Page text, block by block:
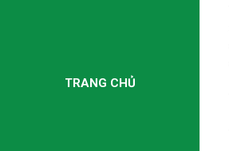
TRANG CHỦ